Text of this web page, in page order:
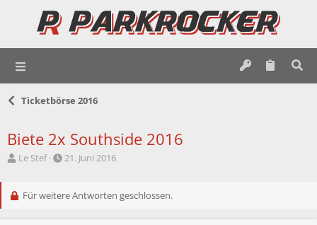
Ticketbörse 2016
Biete 2x Southside 2016
E
t
Le Stef
E
t
21. Juni 2016
Für weitere Antworten geschlossen.